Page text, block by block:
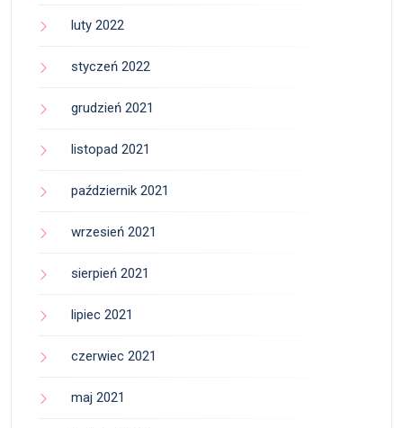
luty 2022
styczeń 2022
grudzień 2021
listopad 2021
październik 2021
wrzesień 2021
sierpień 2021
lipiec 2021
czerwiec 2021
maj 2021